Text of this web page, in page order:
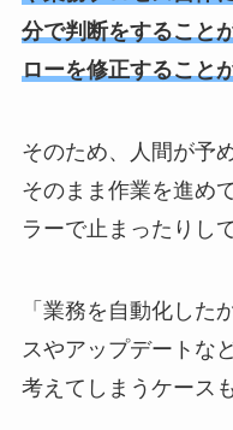
分で判断をすること
ローを修正すること
そのため、人間が予
そのまま作業を進め
ラーで止まったりし
「業務を自動化した
スやアップデートな
考えてしまうケース